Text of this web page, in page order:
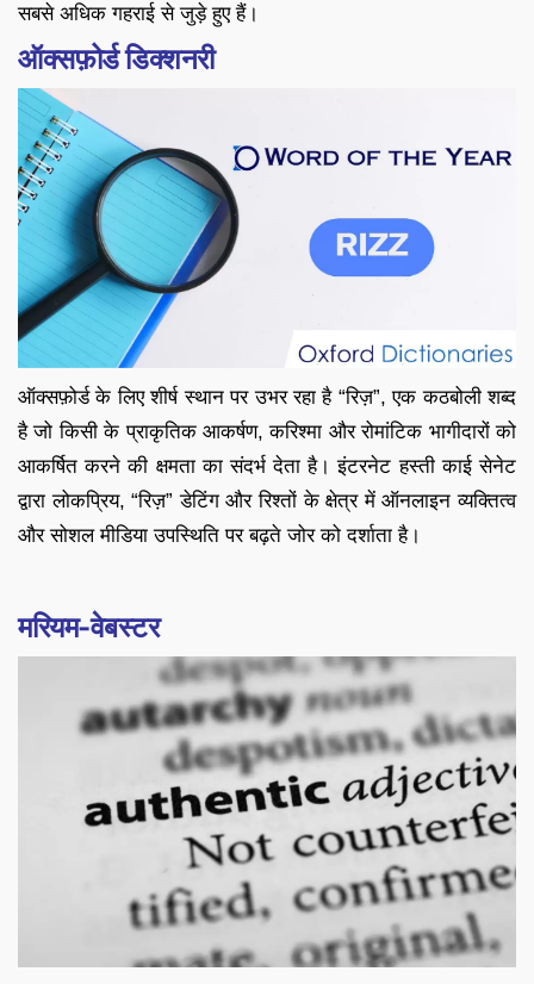
सबसे अधिक गहराई से जुड़े हुए हैं।
ऑक्सफ़ोर्ड डिक्शनरी
ऑक्सफ़ोर्ड के लिए शीर्ष स्थान पर उभर रहा है “रिज़”, एक कठबोली शब्द
है जो किसी के प्राकृतिक आकर्षण, करिश्मा और रोमांटिक भागीदारों को
आकर्षित करने की क्षमता का संदर्भ देता है। इंटरनेट हस्ती काई सेनेट
द्वारा लोकप्रिय, “रिज़” डेटिंग और रिश्तों के क्षेत्र में ऑनलाइन व्यक्तित्व
और सोशल मीडिया उपस्थिति पर बढ़ते जोर को दर्शाता है।
मरियम-वेबस्टर